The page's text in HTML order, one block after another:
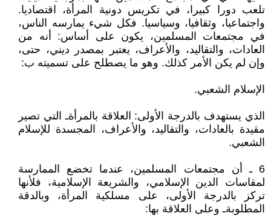
تلعب دورا كبيرا، في تكريس دونية المرأة، اقتصاديا.
واجتماعيا، وثقافيا، وسياسيا. فكل شيء يمارسه الناس،
في مجتمعات المسلمين، يكون على أساس: أنه من
العادات، والتقاليد، والأعراف، يعتبر بمصدر ديني، حتى،
وإن لم يكن الأمر كذلك. وهو ما يصطلح على تسميته ب:
الإسلام الشعبي.
الذي يستهدف بالدرجة الأولى: العلاقة بالمرأةـ التي تصير
مقيدة بالعادات، والتقاليد، والأعراف، المجسدة للإسلام
الشعبي.
6 ـ أن مجتمعات المسلمين، عندما تخضع الممارسة
لمقاسات الدين الإسلامي، والشريعة الإسلامية، فلأنها
تركز بالدرجة الأولى، على مسلكية المرأة، وبالدقة
المطلوبةـ وعلى العلاقة بها: